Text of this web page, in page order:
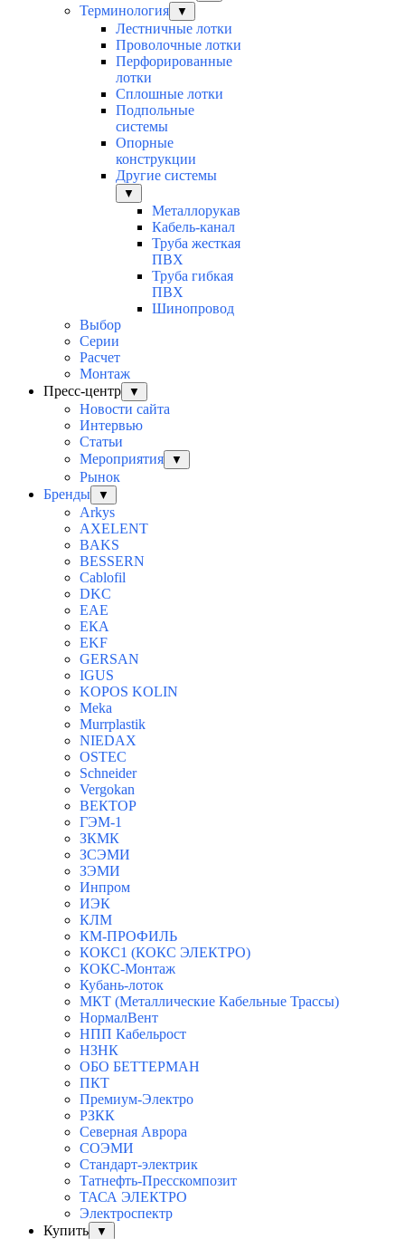
Терминология ▼
Лестничные лотки
Проволочные лотки
Перфорированные
лотки
Сплошные лотки
Подпольные
системы
Опорные
конструкции
Другие системы
▼
Металлорукав
Кабель-канал
Труба жесткая
ПВХ
Труба гибкая
ПВХ
Шинопровод
Выбор
Серии
Расчет
Монтаж
Пресс-центр
▼
Новости сайта
Интервью
Статьи
Мероприятия
▼
Рынок
Бренды
▼
Arkys
AXELENT
BAKS
BESSERN
Cablofil
DKC
EAE
ЕКА
EKF
GERSAN
IGUS
KOPOS KOLIN
Meka
Murrplastik
NIEDAX
OSTEC
Schneider
Vergokan
ВЕКТОР
ГЭМ-1
ЗКМК
ЗСЭМИ
ЗЭМИ
Инпром
ИЭК
КЛМ
КМ-ПРОФИЛЬ
КОКС1 (КОКС ЭЛЕКТРО)
КОКС-Монтаж
Кубань-лоток
МКТ (Металлические Кабельные Трассы)
НормалВент
НПП Кабельрост
НЗНК
ОБО БЕТТЕРМАН
ПКТ
Премиум-Электро
РЗКК
Северная Аврора
СОЭМИ
Стандарт-электрик
Татнефть-Пресскомпозит
ТАСА ЭЛЕКТРО
Электроспектр
Купить
▼